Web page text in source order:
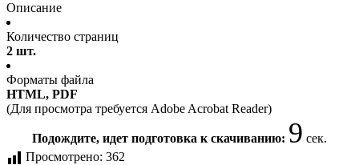
Описание
Количество страниц
2 шт.
Форматы файла
HTML, PDF
(Для просмотра требуется Adobe Acrobat Reader)
Подождите, идет подготовка к скачиванию: 9 сек.
Просмотрено: 362